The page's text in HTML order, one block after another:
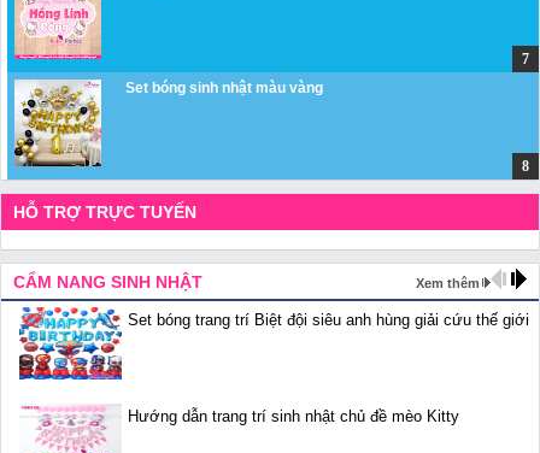
Set bóng sinh nhật màu vàng
HỖ TRỢ TRỰC TUYẾN
CẨM NANG SINH NHẬT Xem thêm
Set bóng trang trí Biệt đội siêu anh hùng giải cứu thế giới
Hướng dẫn trang trí sinh nhật chủ đề mèo Kitty